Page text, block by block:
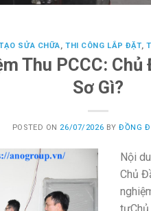
SỬA CHỮA,THI CÔNG LẮP ĐẶT,
Thu PCCC:
Sơ Gì?
POSTED ON 26/07/2026 BYĐỒNG
Nội
Chủ